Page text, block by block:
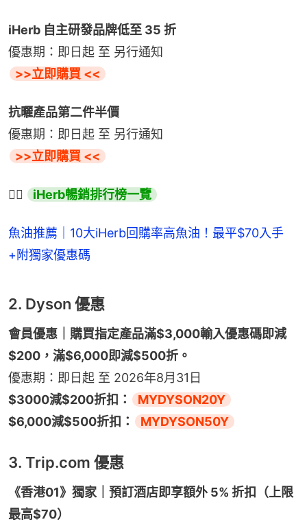
iHerb 自主研發品牌低至 35 折
優惠期：即日起 至 另行通知
>>立即購買 <<
抗曬產品第二件半價
優惠期：即日起 至 另行通知
>>立即購買 <<
👉🏻 iHerb暢銷排行榜一覽
魚油推薦｜10大iHerb回購率高魚油！最平$70入手
+附獨家優惠碼
2. Dyson 優惠
會員優惠｜購買指定產品滿$3,000輸入優惠碼即減
$200，滿$6,000即減$500折。
優惠期：即日起 至 2026年8月31日
$3000減$200折扣：
MYDYSON20Y
$6,000減$500折扣：
MYDYSON50Y
3. Trip.com 優惠
《香港01》獨家｜預訂酒店即享額外 5% 折扣（上限
最高$70）